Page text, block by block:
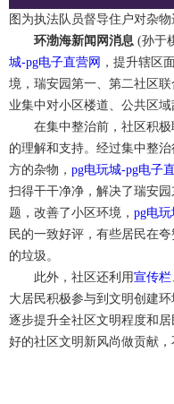
图为执法队员督导住户对杂物
环渤海新闻网消息 (孙于
城-pg电子直营网 ，提升辖区
境，瑞安园第一、第二社区
业集中对小区楼道、公共区
在集中整治前，社区积极
的理解和支持。经过集中整
方的杂物， pg电玩城-pg电子
扫得干干净净，解决了瑞安
题，改善了小区环境， pg电玩
民的一致好评，有些居民在
的垃圾。
此外，社区还利用宣传栏
大居民积极参与到文明创建
逐步提升全社区文明程度和
好的社区文明新风尚做贡献